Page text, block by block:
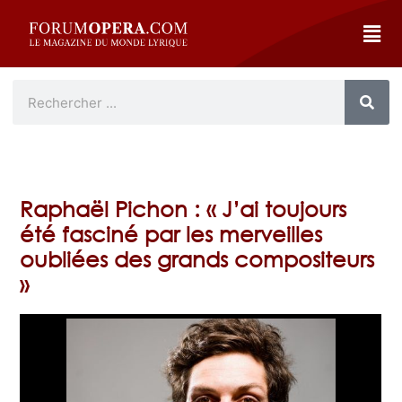
Raphaël Pichon : « J’ai toujours
été fasciné par les merveilles
oubliées des grands compositeurs
»